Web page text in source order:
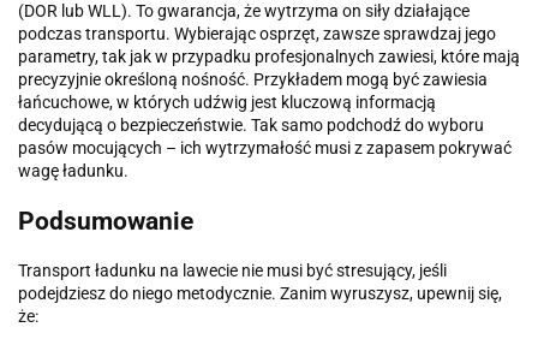
(DOR lub WLL). To gwarancja, że wytrzyma on siły działające
podczas transportu. Wybierając osprzęt, zawsze sprawdzaj jego
parametry, tak jak w przypadku profesjonalnych zawiesi, które mają
precyzyjnie określoną nośność. Przykładem mogą być zawiesia
łańcuchowe, w których udźwig jest kluczową informacją
decydującą o bezpieczeństwie. Tak samo podchodź do wyboru
pasów mocujących – ich wytrzymałość musi z zapasem pokrywać
wagę ładunku.
Podsumowanie
Transport ładunku na lawecie nie musi być stresujący, jeśli
podejdziesz do niego metodycznie. Zanim wyruszysz, upewnij się,
że: